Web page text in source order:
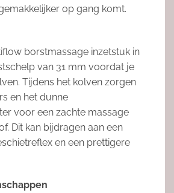
op gang komt.
borstmassage inzetstuk in
van 31 mm voordat je
Tijdens het kolven zorgen
en het dunne
voor een zachte massage
Dit kan bijdragen aan een
en een prettigere